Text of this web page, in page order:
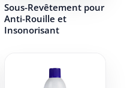
Sous-Revêtement pour
Anti-Rouille et
Insonorisant